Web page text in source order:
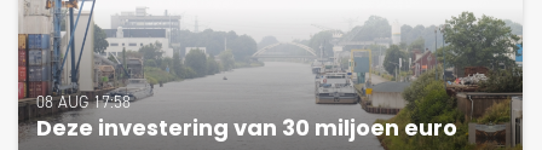
08 AUG 17:58
Deze investering van 30 miljoen euro